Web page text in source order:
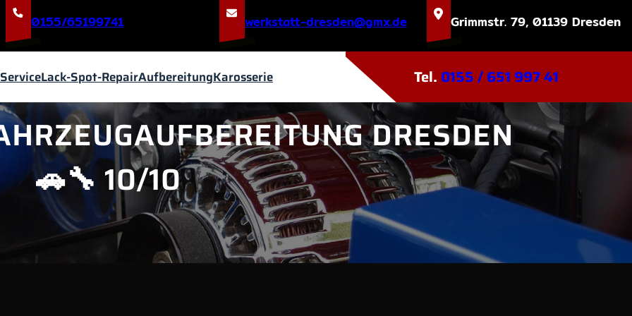
0155/65199741 ed.xmg
@nedserd-ttatskrew Grimmstr. 79, 01139 Dresden
ServiceLack-Spot-RepairAufbereitungKarosserie Tel. 0155 / 651 997 41
DRESDEN
🚗🔧 10/10